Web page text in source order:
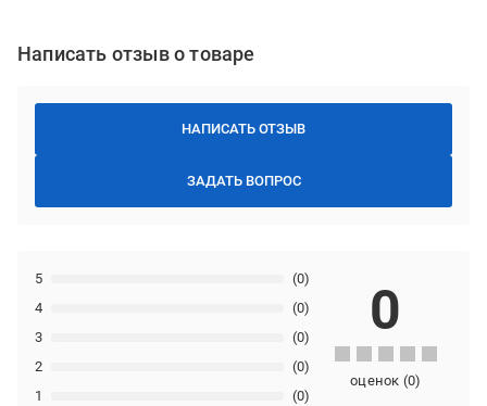
Написать отзыв о товаре
НАПИСАТЬ ОТЗЫВ
ЗАДАТЬ ВОПРОС
1 (0)
2 (0)
3 (0)
4 (0)
5 (0)
0
оценок (0)